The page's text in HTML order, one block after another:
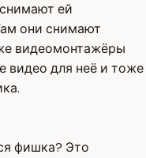
ей
они снимают
видеомонтажёры
видео для неё и тоже
фишка? Это